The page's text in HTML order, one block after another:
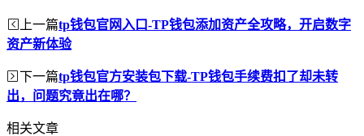
上一篇tp钱包官网入口-TP钱包添加资产全攻略，开启数字
资产新体验
下一篇tp钱包官方安装包下载-TP钱包手续费扣了却未转
出，问题究竟出在哪？
相关文章